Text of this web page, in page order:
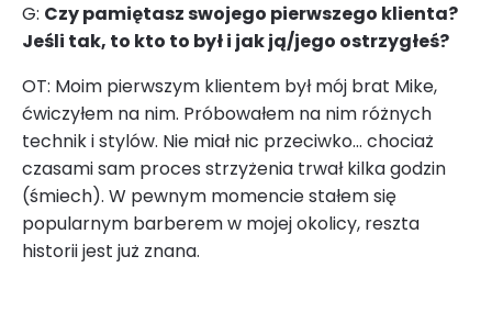
G: Czy pamiętasz swojego pierwszego klienta?
Jeśli tak, to kto to był i jak ją/jego ostrzygłeś?
OT: Moim pierwszym klientem był mój brat Mike,
ćwiczyłem na nim. Próbowałem na nim różnych
technik i stylów. Nie miał nic przeciwko… chociaż
czasami sam proces strzyżenia trwał kilka godzin
(śmiech). W pewnym momencie stałem się
popularnym barberem w mojej okolicy, reszta
historii jest już znana.